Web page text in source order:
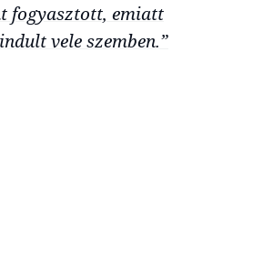
fogyasztott, emiatt
vele szemben.”